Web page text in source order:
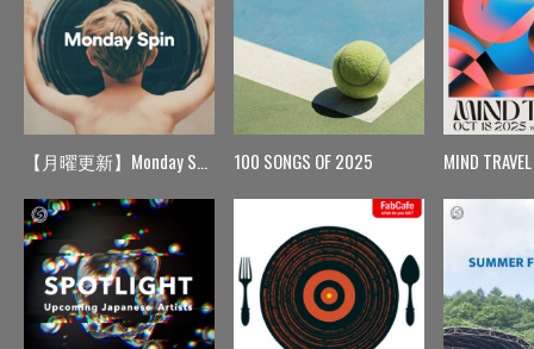
【月曜更新】Monday Spin 100 SONGS OF 2025 MIND TRAVEL